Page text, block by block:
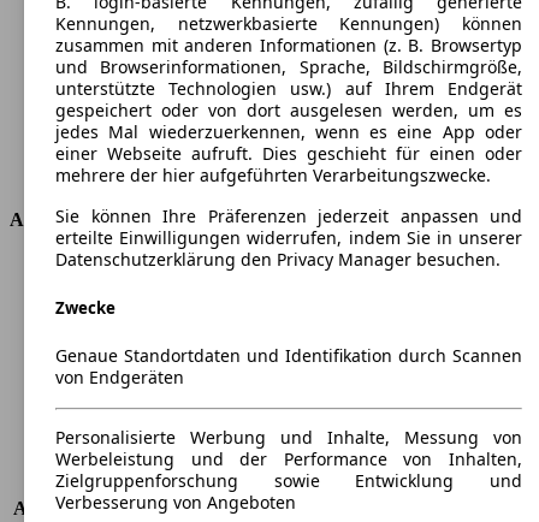
Anzahl der Gänge
6
Drehmoment
340 nm
Hubraum
1598 ccm
Kraftstoff
Diesel
Zylinder
4
Getriebe
Schaltgetriebe
Antriebsart
Vorderradantrieb
Abmessungen
Länge
4999 mm
Höhe
Radstand
-
Maximalgewicht
Türen
Sitze
3
Dachlast
-
Anhängelast (ungebremst) 750 kg
Kennungen, netzwerkbasierte Kennungen) können
zusammen mit anderen Informationen (z. B. Browsertyp
und Browserinformationen, Sprache, Bildschirmgröße,
unterstützte Technologien usw.) auf Ihrem Endgerät
gespeichert oder von dort ausgelesen werden, um es
jedes Mal wiederzuerkennen, wenn es eine App oder
einer Webseite aufruft. Dies geschieht für einen oder
mehrere der hier aufgeführten Verarbeitungszwecke.
Sie können Ihre Präferenzen jederzeit anpassen und
erteilte Einwilligungen widerrufen, indem Sie in unserer
Datenschutzerklärung den Privacy Manager besuchen.
Zwecke
Genaue Standortdaten und Identifikation durch Scannen
von Endgeräten
Personalisierte Werbung und Inhalte, Messung von
Werbeleistung und der Performance von Inhalten,
Zielgruppenforschung sowie Entwicklung und
Verbesserung von Angeboten